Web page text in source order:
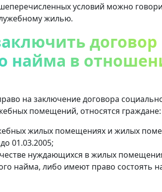
условий можно
жилью.
договор
найма в
на заключение договора
помещений, относятся граждане:
жилых помещениях и жилых
01.03.2005;
нуждающихся в жилых
найма, либо имеют право состоять